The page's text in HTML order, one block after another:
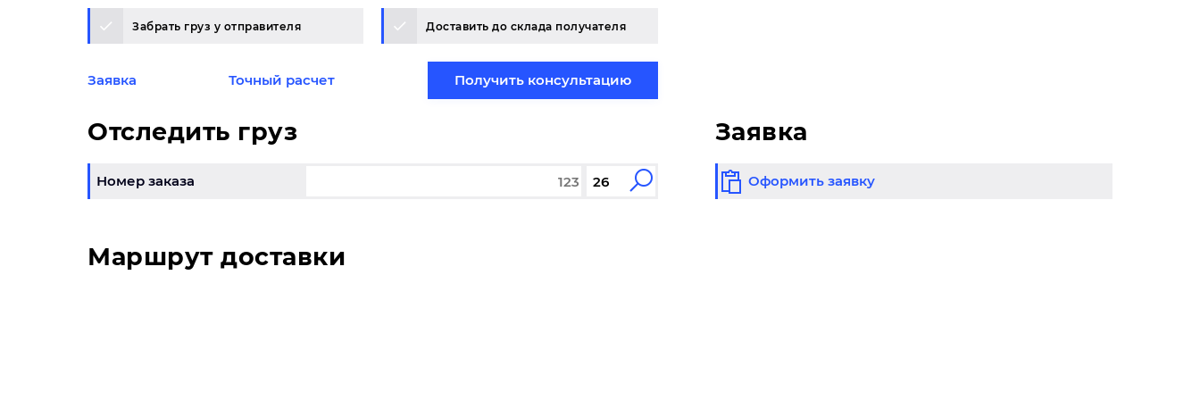
Забрать груз у отправителя Доставить до склада получателя
Заявка Точный расчет Получить консультацию
Отследить груз
Номер заказа
Заявка
Оформить заявку
Маршрут доставки